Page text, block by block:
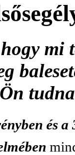
mi
és a